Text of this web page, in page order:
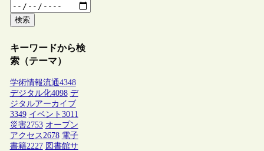
検索
キーワードから検
索（テーマ）
学術情報流通4348
デジタル化4098 デ
ジタルアーカイブ
3349 イベント 3011
災害2753 オープン
アクセス 2678 電子
書籍2227 図書館サ